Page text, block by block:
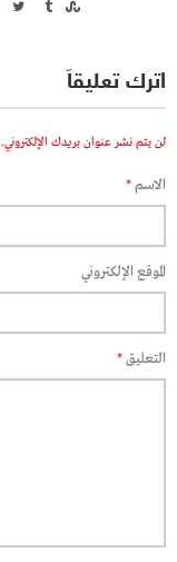
اترك تعليقاً
لن يتم نشر عنوان بريدك الإلكتروني.
الاسم*
الموقع الإلكتروني
التعليق*